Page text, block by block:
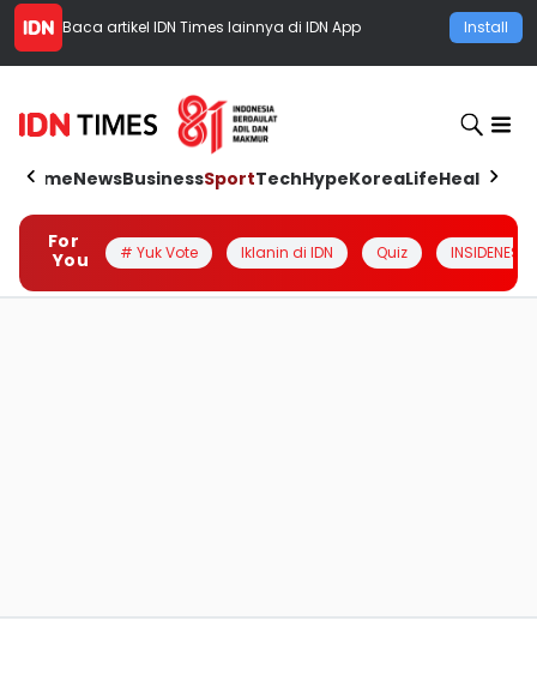
Baca artikel IDN Times lainnya di IDN App Install
HomeNewsBusinessSportTechHypeKoreaLifeHealth
For
You
# Yuk Vote Iklanin di IDN Quiz INSIDENESIA